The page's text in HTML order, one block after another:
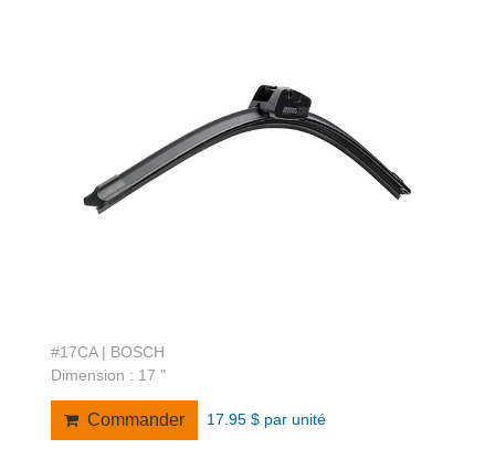
#17CA | BOSCH
Dimension : 17 "
Commander 17.95 $ par unité